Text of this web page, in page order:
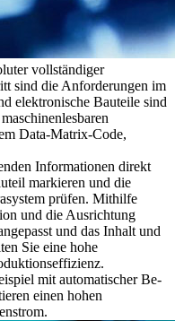
vollständiger
sind die Anforderungen im
elektronische Bauteile sind
Data-Matrix-Code,
Informationen direkt
markieren und die
prüfen. Mithilfe
und die Ausrichtung
und das Inhalt und
Sie eine hohe
mit automatischer Be-
einen hohen